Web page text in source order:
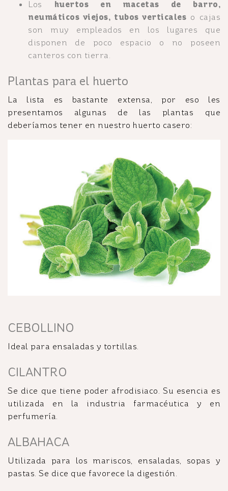
Los huertos en macetas de barro,
neumáticos viejos, tubos verticales o cajas
son muy empleados en los lugares que
disponen de poco espacio o no poseen
canteros con tierra.
Plantas para el huerto
La lista es bastante extensa, por eso les
presentamos algunas de las plantas que
deberíamos tener en nuestro huerto casero:
CEBOLLINO
Ideal para ensaladas y tortillas.
CILANTRO
Se dice que tiene poder afrodisiaco. Su esencia es
utilizada en la industria farmacéutica y en
perfumería.
ALBAHACA
Utilizada para los mariscos, ensaladas, sopas y
pastas. Se dice que favorece la digestión.